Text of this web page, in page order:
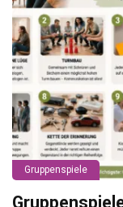
Gruppenspiele